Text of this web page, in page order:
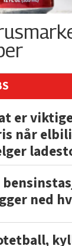
er
når
ned